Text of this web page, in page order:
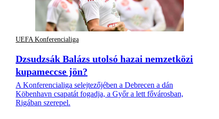
UEFA Konferencialiga
Dzsudzsák Balázs utolsó hazai nemzetközi
kupameccse jön?
A Konferencialiga selejtezőjében a Debrecen a dán
Köbenhavn csapatát fogadja, a Győr a lett fővárosban,
Rigában szerepel.